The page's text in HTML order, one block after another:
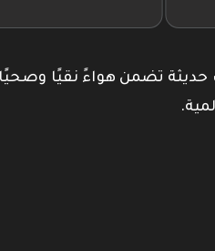
حديثة تضمن هواءً نقيًا